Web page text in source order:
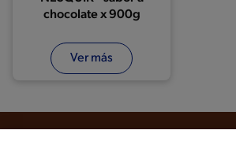
chocolate x 900g
Ver más